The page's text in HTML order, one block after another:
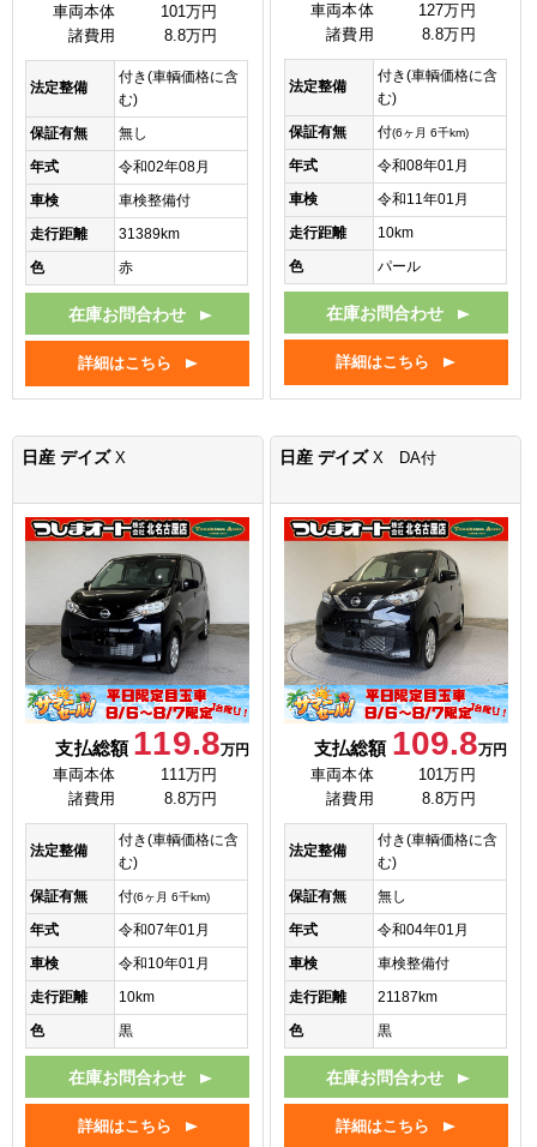
車両本体
101万円
諸費用
8.8万円
法定整備
付き(車輌価格に含
む)
保証有無
無し
年式
令和02年08月
車検
車検整備付
走行距離
31389km
色
赤
在庫お問合わせ
詳細はこちら
車両本体
127万円
諸費用
8.8万円
法定整備
付き(車輌価格に含
む)
保証有無
付(6ヶ月 6千km)
年式
令和08年01月
車検
令和11年01月
走行距離
10km
色
パール
在庫お問合わせ
詳細はこちら
日産 デイズ X
支払総額 119.8万円
車両本体
111万円
諸費用
8.8万円
法定整備
付き(車輌価格に含
む)
保証有無
付(6ヶ月 6千km)
年式
令和07年01月
車検
令和10年01月
走行距離
10km
色
黒
在庫お問合わせ
詳細はこちら
日産 デイズX DA付
支払総額 109.8万円
車両本体
101万円
諸費用
8.8万円
法定整備
付き(車輌価格に含
む)
保証有無
無し
年式
令和04年01月
車検
車検整備付
走行距離
21187km
色
黒
在庫お問合わせ
詳細はこちら